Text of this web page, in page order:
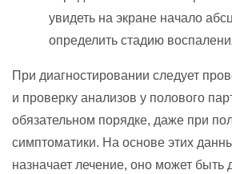
увидеть на экране начало
определить стадию
При диагностировании следует
и проверку анализов у полового
обязательном порядке, даже при
симптоматики. На основе этих
назначает лечение, оно может